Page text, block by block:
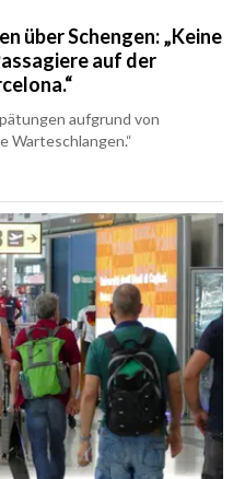
über Schengen: „Keine
auf der
aufgrund von
Warteschlangen.“